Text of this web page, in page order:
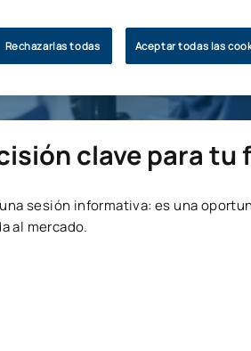
clave para tu
sesión informativa: es una
al mercado.
Rechazarlas todas Aceptar todas las